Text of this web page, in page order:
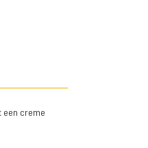
creme